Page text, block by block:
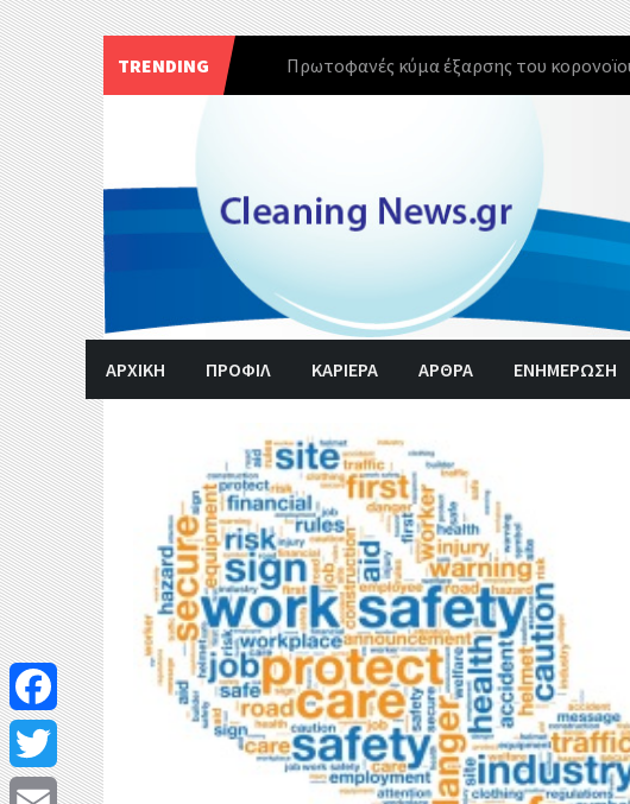
TRENDING
Πρωτοφανές κύμα έξαρσης του
Skip
to
content
ΑΡΧΙΚΗ ΠΡΟΦΙΛ ΚΑΡΙΕΡΑ ΑΡΘΡΑ ΕΝΗΜΈΡΩΣΗ
F
aT